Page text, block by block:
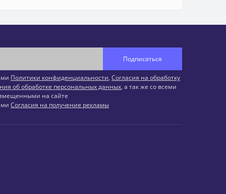
Подписаться
Политики конфиденциальности, Согласия на обработку
об обработке персональных данных, а так же со всеми
на сайте
Согласия на получение рекламы